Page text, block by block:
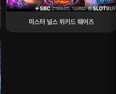
미스터 널스 위키드 웨어즈